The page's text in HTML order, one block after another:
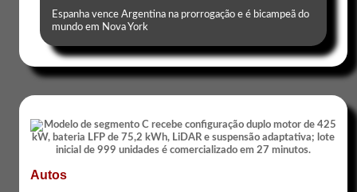
Espanha vence Argentina na prorrogação e é bicampeã do
mundo em Nova York
Autos